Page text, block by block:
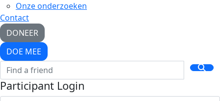
Onze onderzoeken
Contact
DONEER
DOE MEE
Participant Login